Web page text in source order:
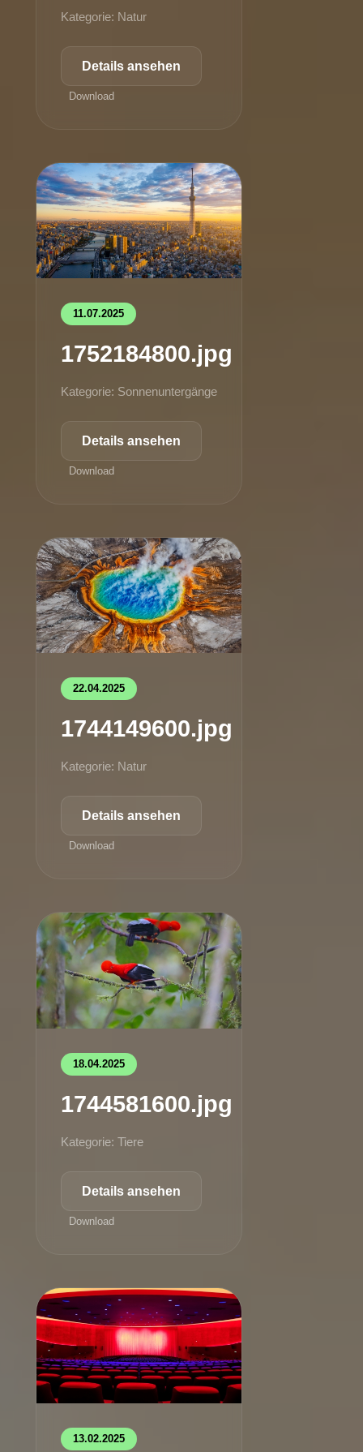
Kategorie: Natur
Details ansehen
Download
11.07.2025
1752184800.jpg
Kategorie: Sonnenuntergänge
Details ansehen
Download
22.04.2025
1744149600.jpg
Kategorie: Natur
Details ansehen
Download
18.04.2025
1744581600.jpg
Kategorie: Tiere
Details ansehen
Download
13.02.2025